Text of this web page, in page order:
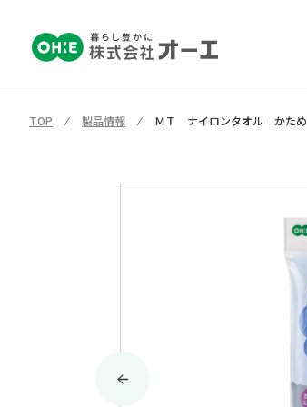
TOP ⁄ 製品情報 ⁄ ＭＴ ナイロンタオル かため